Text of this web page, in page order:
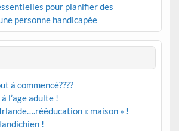
pour planifier des
personne handicapée
à commencé????
l’age adulte !
« maison » !
!